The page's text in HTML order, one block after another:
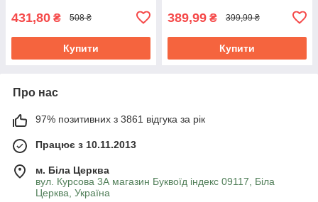
431,80 ₴ 508 ₴
Купити
389,99 ₴ 399,99 ₴
Купити
Про нас
97% позитивних з 3861 відгука за рік
Працює з 10.11.2013
м. Біла Церква
вул. Курсова 3А магазин Буквоїд індекс 09117, Біла
Церква, Україна